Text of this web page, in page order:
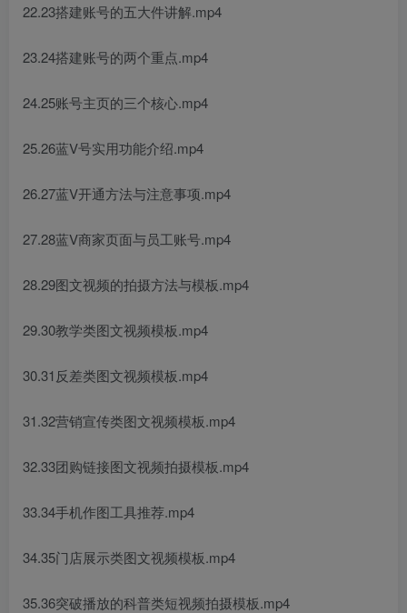
22.23搭建账号的五大件讲解.mp4
23.24搭建账号的两个重点.mp4
24.25账号主页的三个核心.mp4
25.26蓝V号实用功能介绍.mp4
26.27蓝V开通方法与注意事项.mp4
27.28蓝V商家页面与员工账号.mp4
28.29图文视频的拍摄方法与模板.mp4
29.30教学类图文视频模板.mp4
30.31反差类图文视频模板.mp4
31.32营销宣传类图文视频模板.mp4
32.33团购链接图文视频拍摄模板.mp4
33.34手机作图工具推荐.mp4
34.35门店展示类图文视频模板.mp4
35.36突破播放的科普类短视频拍摄模板.mp4